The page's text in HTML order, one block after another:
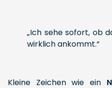
„Ich sehe sofort, ob
wirklich ankommt.“
Kleine Zeichen wie ein